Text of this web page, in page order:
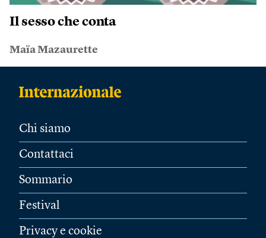
Il sesso che conta
Maïa Mazaurette
Chi siamo
Contattaci
Sommario
Festival
Privacy e cookie